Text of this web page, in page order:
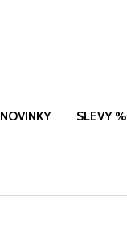
NOVINKY SLEVY %